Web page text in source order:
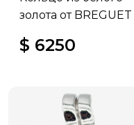
золота от BREGUET
$ 6250